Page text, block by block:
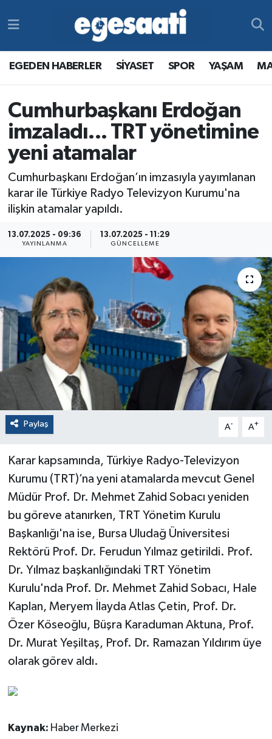
EGEDEN HABERLER SİYASET SPOR YAŞAM
Cumhurbaşkanı Erdoğan
imzaladı... TRT yönetimine
yeni atamalar
Cumhurbaşkanı Erdoğan’ın imzasıyla yayımlanan
karar ile Türkiye Radyo Televizyon Kurumu'na
ilişkin atamalar yapıldı.
13.07.2025 - 09:36
YAYINLANMA
13.07.2025 - 11:29
GÜNCELLEME
Paylaş A- A+
Karar kapsamında, Türkiye Radyo-Televizyon
Kurumu (TRT)’na yeni atamalarda mevcut Genel
Müdür Prof. Dr. Mehmet Zahid Sobacı yeniden
bu göreve atanırken, TRT Yönetim Kurulu
Başkanlığı'na ise, Bursa Uludağ Üniversitesi
Rektörü Prof. Dr. Ferudun Yılmaz getirildi. Prof.
Dr. Yılmaz başkanlığındaki TRT Yönetim
Kurulu'nda Prof. Dr. Mehmet Zahid Sobacı, Hale
Kaplan, Meryem İlayda Atlas Çetin, Prof. Dr.
Özer Köseoğlu, Büşra Karaduman Aktuna, Prof.
Dr. Murat Yeşiltaş, Prof. Dr. Ramazan Yıldırım üye
olarak görev aldı.
Kaynak: Haber Merkezi
Yazarlar
YAŞAM
MAGAZİN
SPOR
YAŞAM
RESMİ REKLAMLAR
Egemax TV
Süper Lig Puan Durumu ve Fikstür
Tüm Manşetler
Haber Arşivi